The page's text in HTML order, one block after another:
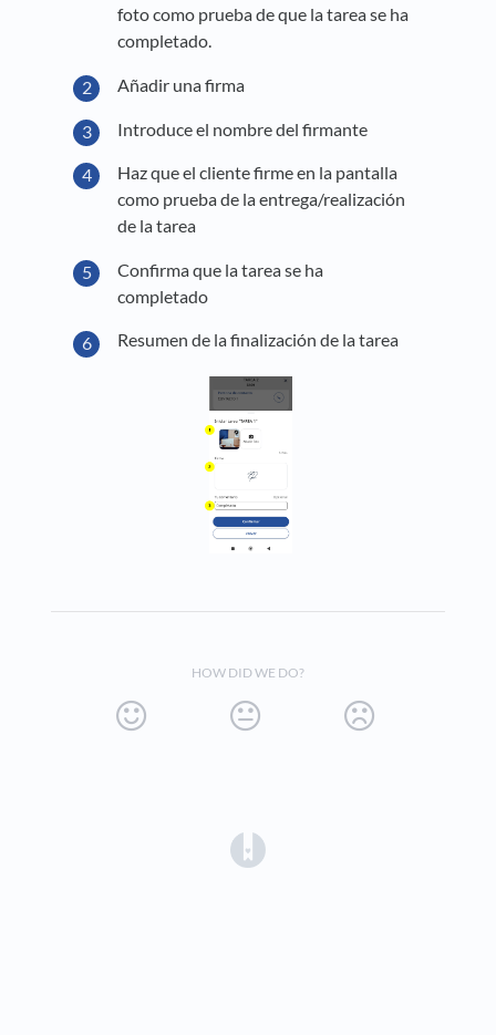
foto como prueba de que la tarea se ha
completado.
Añadir una firma
Introduce el nombre del firmante
Haz que el cliente firme en la pantalla
como prueba de la entrega/realización
de la tarea
Confirma que la tarea se ha
completado
Resumen de la finalización de la tarea
HOW DID WE DO?